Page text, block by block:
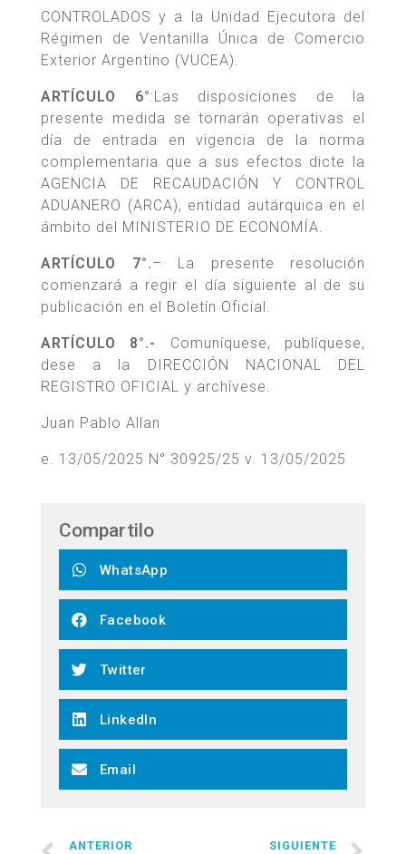
CONTROLADOS y a la Unidad Ejecutora del
Régimen de Ventanilla Única de Comercio
Exterior Argentino (VUCEA).
ARTÍCULO 6°:Las disposiciones de la
presente medida se tornarán operativas el
día de entrada en vigencia de la norma
complementaria que a sus efectos dicte la
AGENCIA DE RECAUDACIÓN Y CONTROL
ADUANERO (ARCA), entidad autárquica en el
ámbito del MINISTERIO DE ECONOMÍA.
ARTÍCULO 7°.– La presente resolución
comenzará a regir el día siguiente al de su
publicación en el Boletín Oficial.
ARTÍCULO 8°.-
Comuníquese, publíquese,
dese a la DIRECCIÓN NACIONAL DEL
REGISTRO OFICIAL y archívese.
Juan Pablo Allan
e. 13/05/2025 N° 30925/25 v. 13/05/2025
Compartilo
WhatsApp
Facebook
Twitter
LinkedIn
Email
ANTERIOR SIGUIENTE